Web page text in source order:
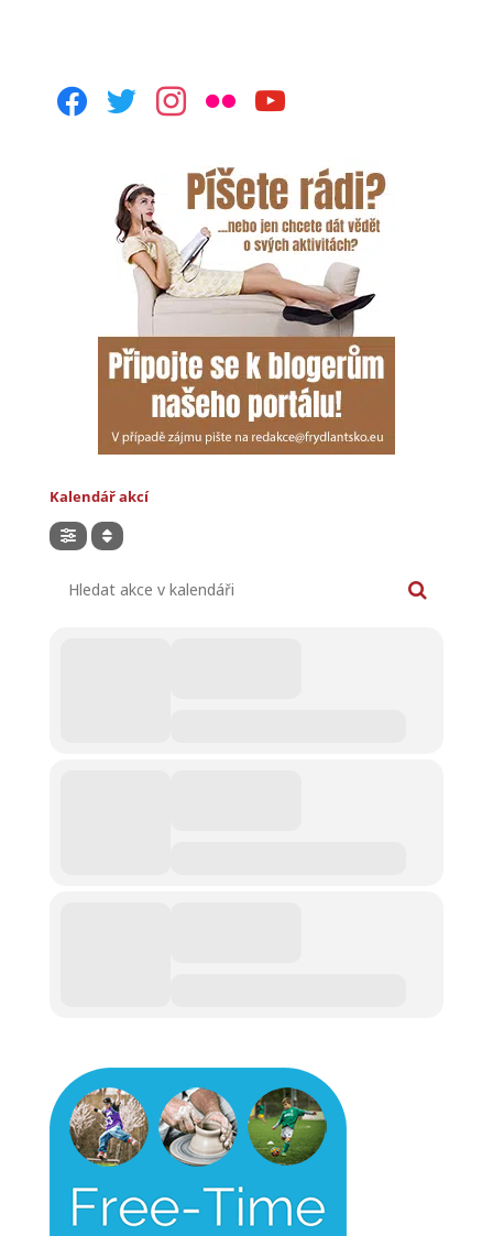
facebooktwitterinstagram
flickr youtube
Kalendář akcí